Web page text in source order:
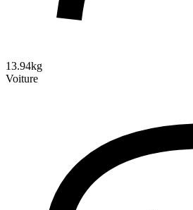
13.94kg
Voiture